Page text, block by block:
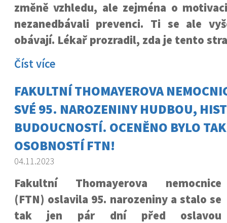
změně vzhledu, ale zejména o
nezanedbávali prevenci. Ti se ale
obávají. Lékař prozradil, zda je tento
Číst více
FAKULTNÍ THOMAYEROVA
SVÉ 95. NAROZENINY HUDBOU,
BUDOUCNOSTÍ. OCENĚNO BYLO
OSOBNOSTÍ FTN!
04.11.2023
Fakultní Thomayerova nemocnice
(FTN) oslavila 95. narozeniny a stalo se
tak jen pár dní před oslavou